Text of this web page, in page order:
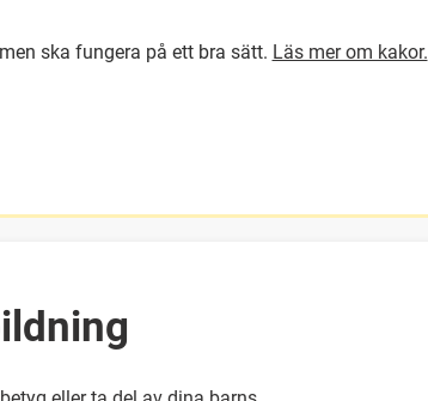
ska fungera på ett bra sätt. Läs mer om kakor.